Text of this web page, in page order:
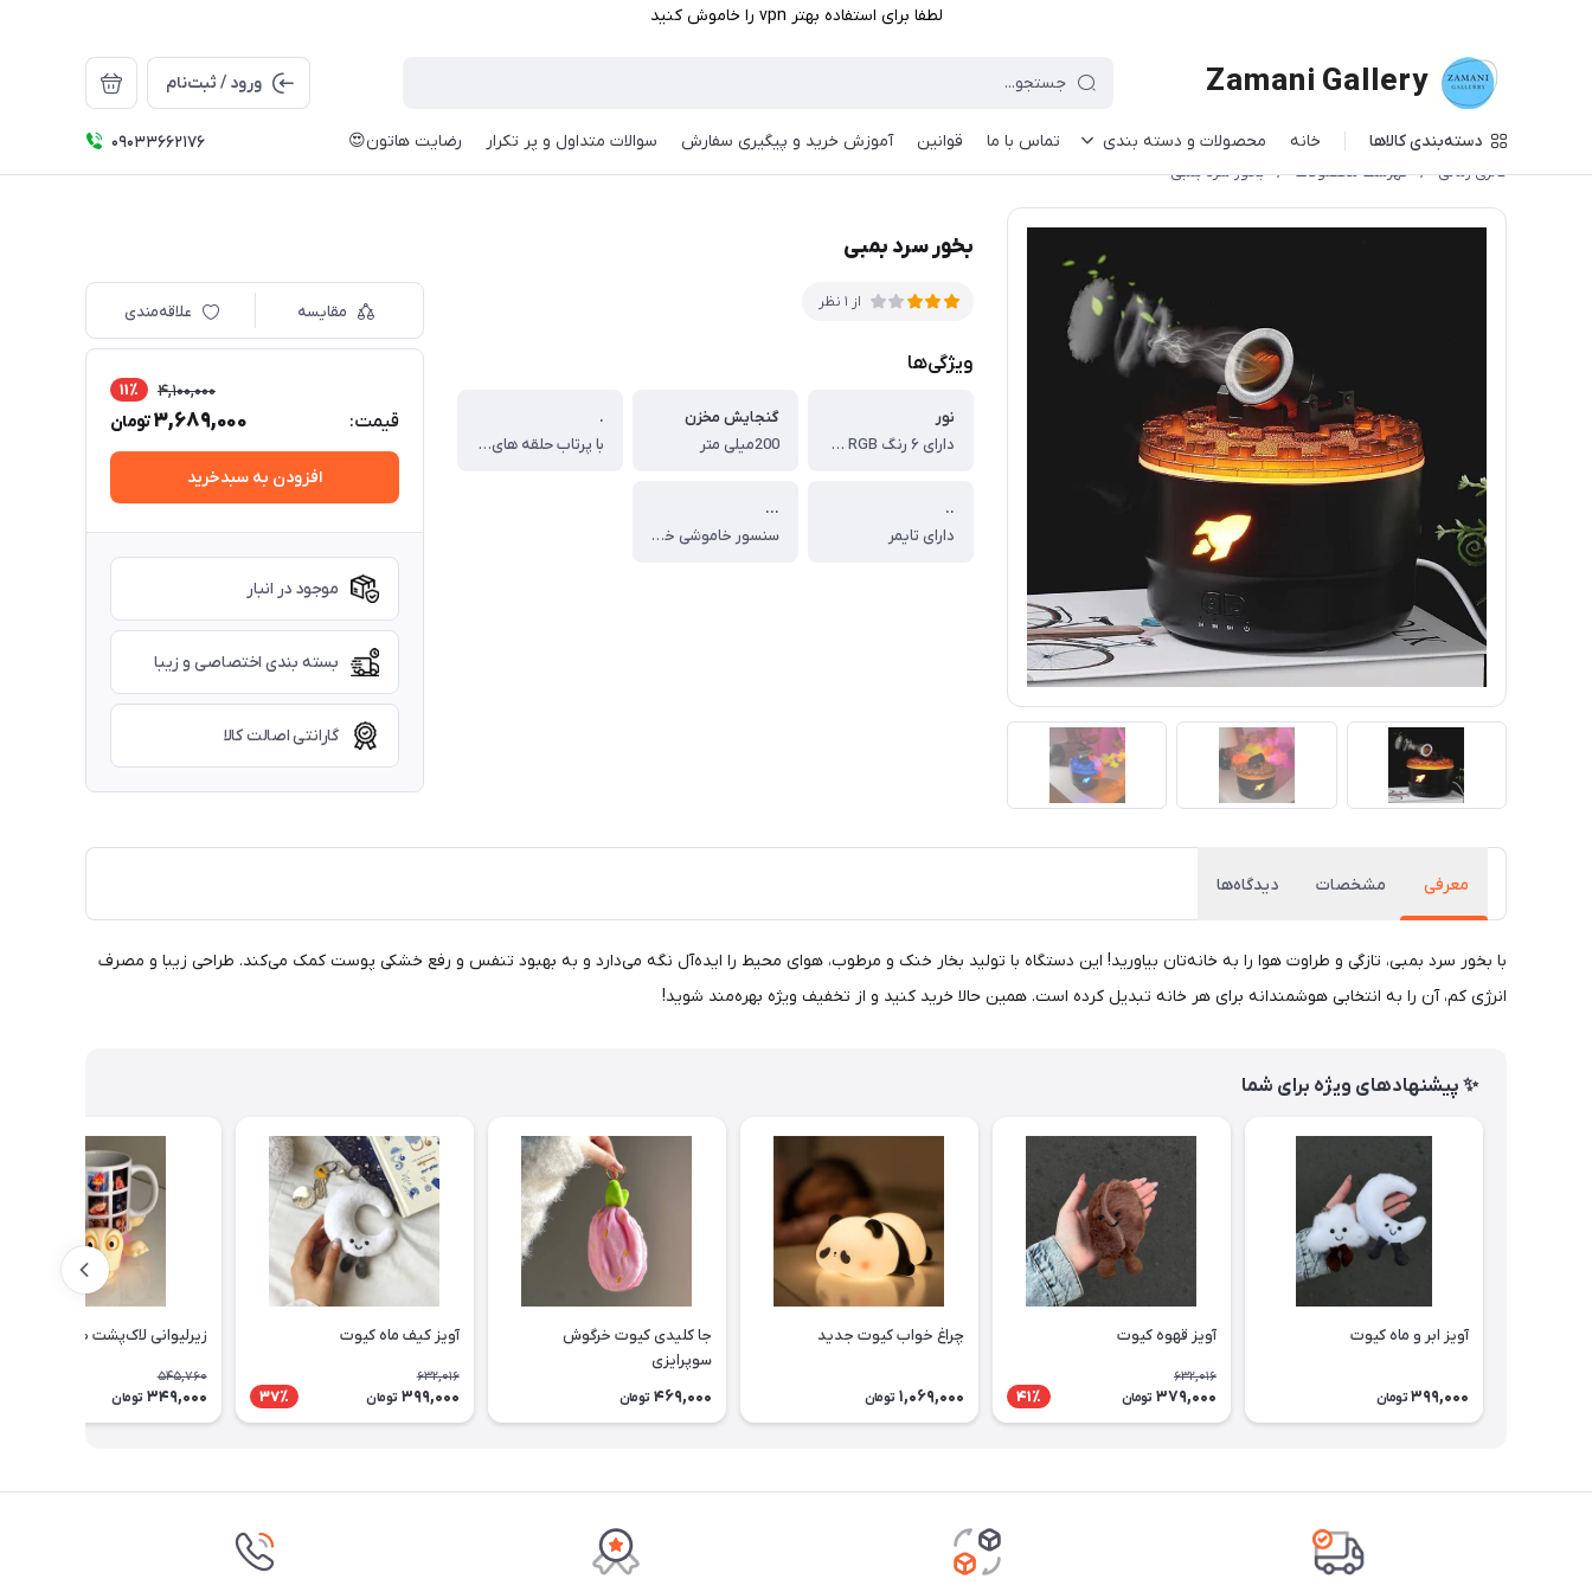
لطفا برای استفاده بهتر vpn را خاموش کنید
Zamani Gallery ورود / ثبت‌نام
دسته‌بندی کالاها خانه محصولات و دسته بندی تماس با ما قوانین آموزش خرید و پیگیری سفارش سوالات متداول و پر تکرار رضایت هاتون😍 09033662176
گالری زمانی / فهرست محصولات / بخور سرد بمبی
بخور سرد بمبی
از 1 نظر
ویژگی‌ها
نور
دارای ۶ رنگ RGB می باشد
گنجایش مخزن
200میلی متر
.
با پرتاب حلقه های جذاب
..
دارای تایمر
..‌.
سنسور خاموشی خودکار در صورت تموم شدن آب مخزن
مقایسه علاقه‌مندی
قیمت:
4,100,000 11٪
3,689,000تومان
افزودن به سبدخرید
موجود در انبار
بسته بندی اختصاصی و زیبا
گارانتی اصالت کالا
معرفی مشخصات دیدگاه‌ها
با بخور سرد بمبی، تازگی و طراوت هوا را به خانه‌تان بیاورید! این دستگاه با تولید بخار خنک و مرطوب، هوای محیط را ایده‌آل نگه می‌دارد و به بهبود تنفس و رفع خشکی پوست کمک می‌کند. طراحی زیبا و مصرف
انرژی کم، آن را به انتخابی هوشمندانه برای هر خانه تبدیل کرده است. همین حالا خرید کنید و از تخفیف ویژه بهره‌مند شوید!
✨ پیشنهادهای ویژه برای شما
آویز ابر و ماه کیوت
399,000 تومان
آویز قهوه کیوت
632,016
379,000 تومان 41٪
چراغ خواب کیوت جدید
1,069,000 تومان
جا کلیدی کیوت خرگوش
سوپرایزی
469,000 تومان
آویز کیف ماه کیوت
632,016
399,000 تومان 37٪
زیرلیوانی لاک‌پشت صورتی
545,760
349,000 تومان